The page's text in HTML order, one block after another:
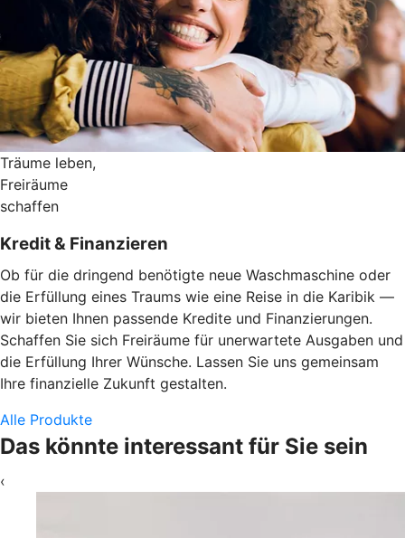
Träume leben,
Freiräume
schaffen
Kredit & Finanzieren
Ob für die dringend benötigte neue Waschmaschine oder
die Erfüllung eines Traums wie eine Reise in die Karibik —
wir bieten Ihnen passende Kredite und Finanzierungen.
Schaffen Sie sich Freiräume für unerwartete Ausgaben und
die Erfüllung Ihrer Wünsche. Lassen Sie uns gemeinsam
Ihre finanzielle Zukunft gestalten.
Alle Produkte
Das könnte interessant für Sie sein
‹